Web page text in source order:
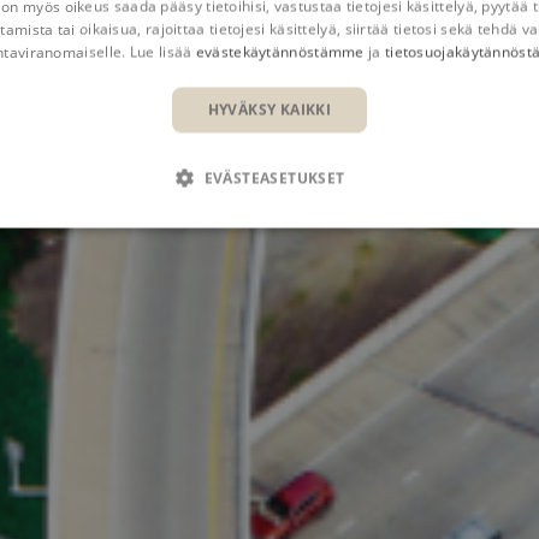
Autodesk Civil 3D:n päällä toimiva kokonaisuus, joka on
infrasuunnittelua. Sen kattavat työkalut auttavat
suunnitelmia paikalliset tarpeet ja standardit
määrää.
myös oikeus saada pääsy tietoihisi, vastustaa tietojesi käsittelyä, pyytää
tai oikaisua, rajoittaa tietojesi käsittelyä, siirtää tietosi sekä tehdä
Lue lisää evästekäytännöstämme ja
HYVÄKSY KAIKKI
EVÄSTEASETUKSET